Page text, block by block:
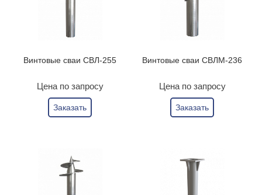
Винтовые сваи СВЛ-255
Цена по запросу
Заказать
Винтовые сваи СВЛМ-236
Цена по запросу
Заказать